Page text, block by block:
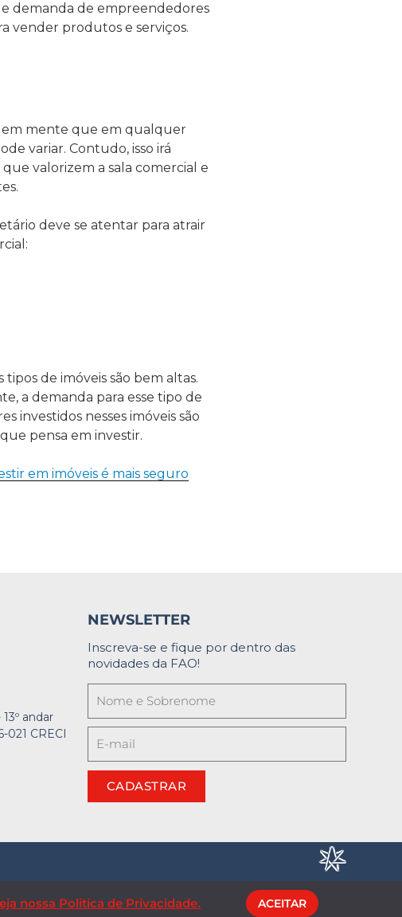
demanda de empreendedores
vender produtos e serviços.
mente que em qualquer
variar. Contudo, isso irá
valorizem a sala comercial e
deve se atentar para atrair
tipos de imóveis são bem altas.
a demanda para esse tipo de
investidos nesses imóveis são
pensa em investir.
em imóveis é mais seguro
andar
021 CRECI
NEWSLETTER
Inscreva-se e fique por dentro das
novidades da FAO!
CADASTRAR
nossa Politica de Privacidade. ACEITAR